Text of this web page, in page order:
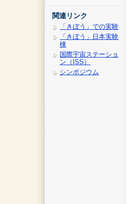
関連リンク
「きぼう」での実験
「きぼう」日本実験
棟
国際宇宙ステーショ
ン（ISS）
シンポジウム